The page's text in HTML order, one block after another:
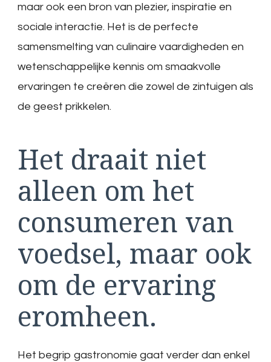
maar ook een bron van plezier, inspiratie en
sociale interactie. Het is de perfecte
samensmelting van culinaire vaardigheden en
wetenschappelijke kennis om smaakvolle
ervaringen te creëren die zowel de zintuigen als
de geest prikkelen.
Het draait niet
alleen om het
consumeren van
voedsel, maar ook
om de ervaring
eromheen.
Het begrip gastronomie gaat verder dan enkel